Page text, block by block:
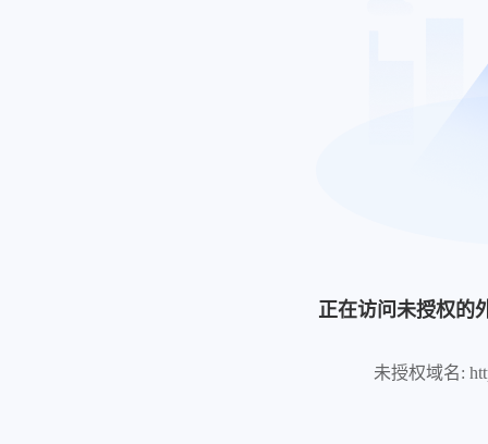
正在访问未授权的
未授权域名: